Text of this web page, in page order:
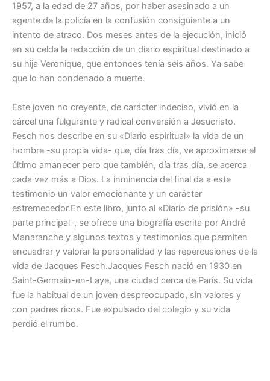
1957, a la edad de 27 años, por haber asesinado a un
agente de la policía en la confusión consiguiente a un
intento de atraco. Dos meses antes de la ejecución, inició
en su celda la redacción de un diario espiritual destinado a
su hija Veronique, que entonces tenía seis años. Ya sabe
que lo han condenado a muerte.
Este joven no creyente, de carácter indeciso, vivió en la
cárcel una fulgurante y radical conversión a Jesucristo.
Fesch nos describe en su «Diario espiritual» la vida de un
hombre -su propia vida- que, día tras día, ve aproximarse el
último amanecer pero que también, día tras día, se acerca
cada vez más a Dios. La inminencia del final da a este
testimonio un valor emocionante y un carácter
estremecedor.En este libro, junto al «Diario de prisión» -su
parte principal-, se ofrece una biografía escrita por André
Manaranche y algunos textos y testimonios que permiten
encuadrar y valorar la personalidad y las repercusiones de la
vida de Jacques Fesch.Jacques Fesch nació en 1930 en
Saint-Germain-en-Laye, una ciudad cerca de París. Su vida
fue la habitual de un joven despreocupado, sin valores y
con padres ricos. Fue expulsado del colegio y su vida
perdió el rumbo.